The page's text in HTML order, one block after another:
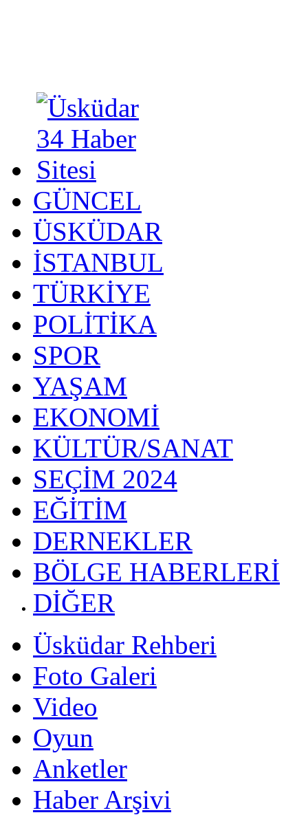
GÜNCEL
ÜSKÜDAR
İSTANBUL
TÜRKİYE
POLİTİKA
SPOR
YAŞAM
EKONOMİ
KÜLTÜR/SANAT
SEÇİM 2024
EĞİTİM
DERNEKLER
BÖLGE HABERLERİ
DİĞER
Üsküdar Rehberi
Foto Galeri
Video
Oyun
Anketler
Haber Arşivi